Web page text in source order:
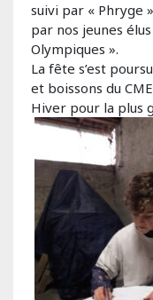
suivi par « Phryge
par nos jeunes
Olympiques ».
La fête s’est
et boissons du
Hiver pour la plus